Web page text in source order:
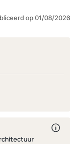
op 01/08/2026